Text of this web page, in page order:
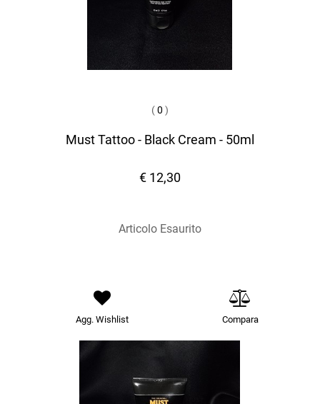
(0 )
Must Tattoo - Black Cream - 50ml
€ 12,30
Articolo Esaurito
Agg. Wishlist Compara